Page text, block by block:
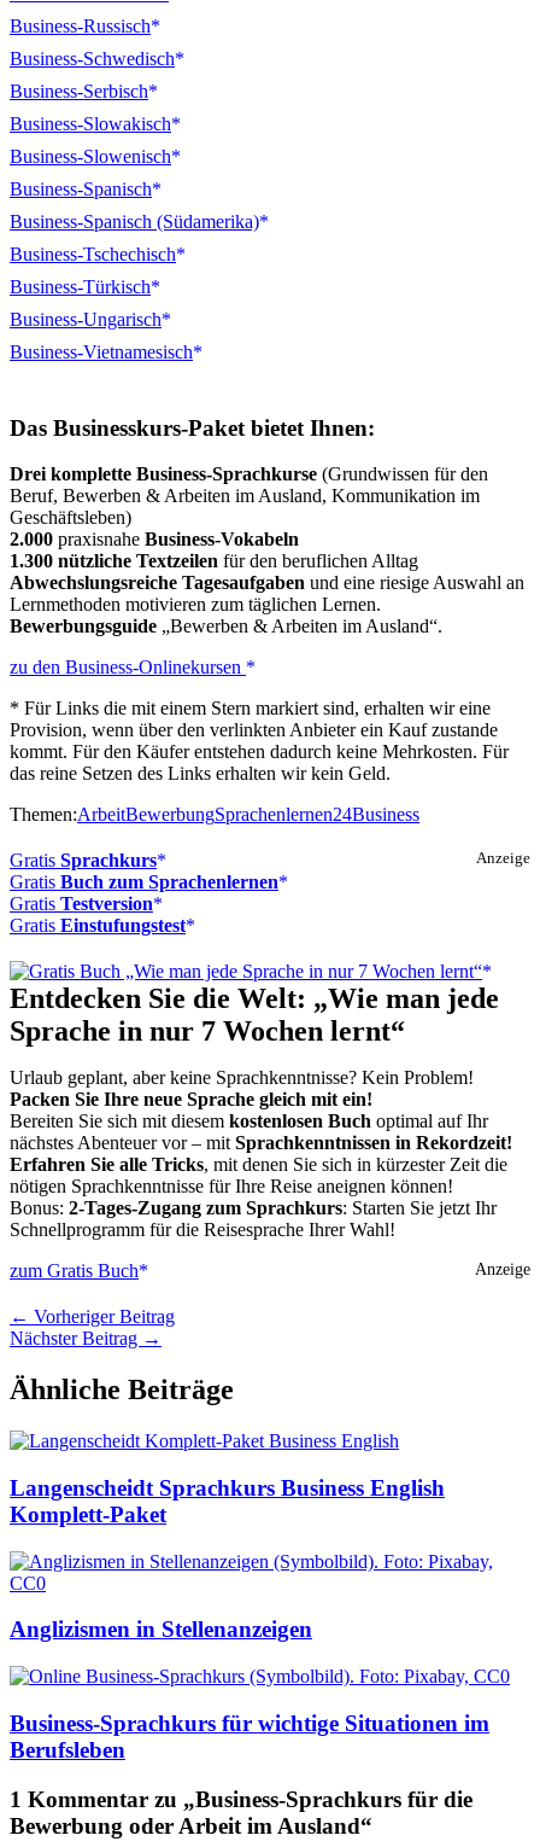
Business-Russisch
Business-Schwedisch
Business-Serbisch
Business-Slowakisch
Business-Slowenisch
Business-Spanisch
Business-Spanisch (Südamerika)
Business-Tschechisch
Business-Türkisch
Business-Ungarisch
Business-Vietnamesisch
Das Businesskurs-Paket bietet Ihnen:
Drei komplette Business-Sprachkurse (Grundwissen für den
Beruf, Bewerben & Arbeiten im Ausland, Kommunikation im
Geschäftsleben)
2.000 praxisnahe Business-Vokabeln
1.300 nützliche Textzeilen für den beruflichen Alltag
Abwechslungsreiche Tagesaufgaben und eine riesige Auswahl an
Lernmethoden motivieren zum täglichen Lernen.
Bewerbungsguide „Bewerben & Arbeiten im Ausland“.
zu den Business-Onlinekursen
* Für Links die mit einem Stern markiert sind, erhalten wir eine
Provision, wenn über den verlinkten Anbieter ein Kauf zustande
kommt. Für den Käufer entstehen dadurch keine Mehrkosten. Für
das reine Setzen des Links erhalten wir kein Geld.
Themen:ArbeitBewerbungSprachenlernen24Business
Anzeige
Gratis Sprachkurs
Gratis Buch zum Sprachenlernen
Gratis Testversion
Gratis Einstufungstest
Entdecken Sie die Welt: „Wie man jede
Sprache in nur 7 Wochen lernt“
Urlaub geplant, aber keine Sprachkenntnisse? Kein Problem!
Packen Sie Ihre neue Sprache gleich mit ein!
Bereiten Sie sich mit diesem kostenlosen Buch optimal auf Ihr
nächstes Abenteuer vor – mitSprachkenntnissen in Rekordzeit!
Erfahren Sie alle Tricks, mit denen Sie sich in kürzester Zeit die
nötigen Sprachkenntnisse für Ihre Reise aneignen können!
Bonus: 2-Tages-Zugang zum Sprachkurs: Starten Sie jetzt Ihr
Schnellprogramm für die Reisesprache Ihrer Wahl!
Anzeige
zum Gratis Buch
← Vorheriger Beitrag
Nächster Beitrag →
Ähnliche Beiträge
Langenscheidt Sprachkurs Business English
Komplett-Paket
Anglizismen in Stellenanzeigen
Business-Sprachkurs für wichtige Situationen im
Berufsleben
1 Kommentar zu „Business-Sprachkurs für die
Bewerbung oder Arbeit im Ausland“